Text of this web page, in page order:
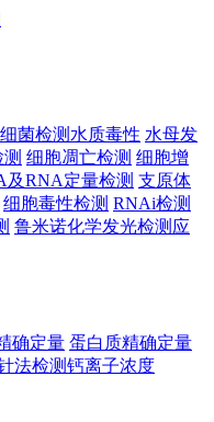
菌检测水质毒性 水母发
细胞凋亡检测 细胞增
及RNA定量检测 支原体
细胞毒性检测 RNAi检测
鲁米诺化学发光检测应
确定量 蛋白质精确定量
法检测钙离子浓度